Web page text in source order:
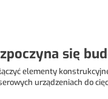
się
elementy
urządzeniach do